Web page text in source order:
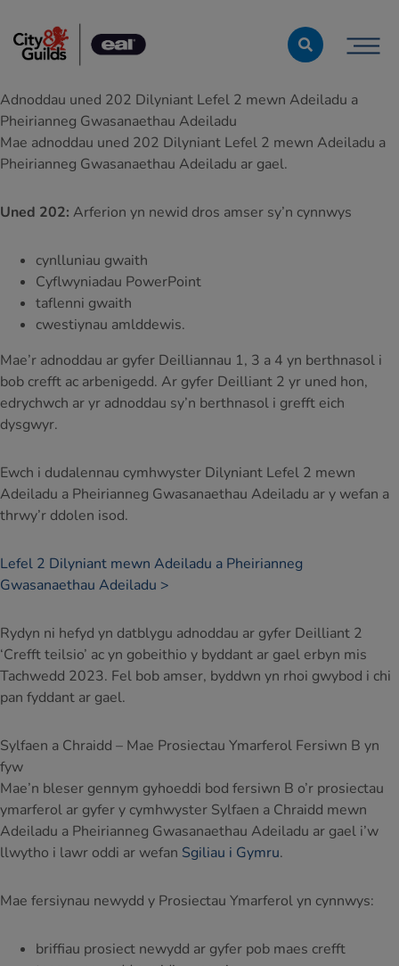
Adnoddau uned 202 Dilyniant Lefel 2 mewn Adeiladu a
Pheirianneg Gwasanaethau Adeiladu
Mae adnoddau uned 202 Dilyniant Lefel 2 mewn Adeiladu a
Pheirianneg Gwasanaethau Adeiladu ar gael.
Uned 202: Arferion yn newid dros amser sy’n cynnwys
cynlluniau gwaith
Cyflwyniadau PowerPoint
taflenni gwaith
cwestiynau amlddewis.
Mae’r adnoddau ar gyfer Deilliannau 1, 3 a 4 yn berthnasol i
bob crefft ac arbenigedd. Ar gyfer Deilliant 2 yr uned hon,
edrychwch ar yr adnoddau sy’n berthnasol i grefft eich
dysgwyr.
Ewch i dudalennau cymhwyster Dilyniant Lefel 2 mewn
Adeiladu a Pheirianneg Gwasanaethau Adeiladu ar y wefan a
thrwy’r ddolen isod.
Lefel 2 Dilyniant mewn Adeiladu a Pheirianneg
Gwasanaethau Adeiladu >
Rydyn ni hefyd yn datblygu adnoddau ar gyfer Deilliant 2
‘Crefft teilsio’ ac yn gobeithio y byddant ar gael erbyn mis
Tachwedd 2023. Fel bob amser, byddwn yn rhoi gwybod i chi
pan fyddant ar gael.
Sylfaen a Chraidd – Mae Prosiectau Ymarferol Fersiwn B yn
fyw
Mae’n bleser gennym gyhoeddi bod fersiwn B o’r prosiectau
ymarferol ar gyfer y cymhwyster Sylfaen a Chraidd mewn
Adeiladu a Pheirianneg Gwasanaethau Adeiladu ar gael i’w
llwytho i lawr oddi ar wefan Sgiliau i Gymru.
Mae fersiynau newydd y Prosiectau Ymarferol yn cynnwys:
briffiau prosiect newydd ar gyfer pob maes crefft